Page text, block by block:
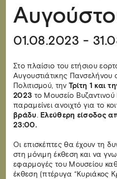
01.08.2023 -
Στο πλαίσιο του ετήσιου
Αυγουστιάτικης Πανσελήνου
Πολιτισμού, την Τρίτη 1 και
2023 το Μουσείο
παραμείνει ανοιχτό για το
βράδυ. Ελεύθερη είσοδος
23:00.
Οι επισκέπτες θα έχουν τη
στη μόνιμη έκθεση και να
εφαρμογές του Μουσείου
έκθεση (πτέρυγα “Κυριάκος